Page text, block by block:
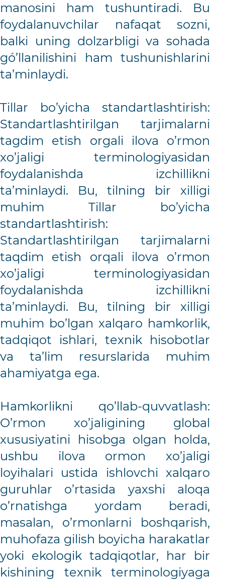
manosini ham tushuntiradi. Bu
foydalanuvchilar nafaqat sozni,
balki uning dolzarbligi va sohada
gó’llanilishini ham tushunishlarini
ta’minlaydi.
Tillar bo’yicha standartlashtirish:
Standartlashtirilgan tarjimalarni
tagdim etish orgali ilova o’rmon
xo’jaligi terminologiyasidan
foydalanishda izchillikni
ta’minlaydi. Bu, tilning bir xilligi
muhim Tillar bo’yicha
standartlashtirish:
Standartlashtirilgan tarjimalarni
taqdim etish orqali ilova o’rmon
xo’jaligi terminologiyasidan
foydalanishda izchillikni
ta’minlaydi. Bu, tilning bir xilligi
muhim bo’lgan xalqaro hamkorlik,
tadqiqot ishlari, texnik hisobotlar
va ta’lim resurslarida muhim
ahamiyatga ega.
Hamkorlikni qo’llab-quvvatlash:
O’rmon xo’jaligining global
xususiyatini hisobga olgan holda,
ushbu ilova ormon xo’jaligi
loyihalari ustida ishlovchi xalqaro
guruhlar o’rtasida yaxshi aloqa
o’rnatishga yordam beradi,
masalan, o’rmonlarni boshqarish,
muhofaza gilish boyicha harakatlar
yoki ekologik tadqiqotlar, har bir
kishining texnik terminologiyaga